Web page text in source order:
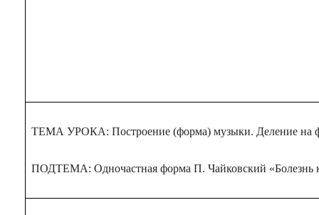
ТЕМА УРОКА: Построение (форма) музыки. Деление на
ПОДТЕМА: Одночастная форма П. Чайковский «Болезнь